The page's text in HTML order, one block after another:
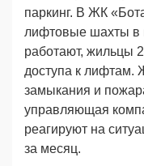
пaркинг. В ЖК
лифтовые шахты в
работают, жильцы
доступа к лифтам.
замыкания и
управляющая
реагируют на
за месяц.